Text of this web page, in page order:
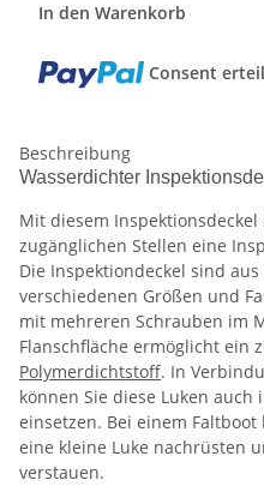
In den Warenkorb
Consent
Beschreibung
Wasserdichter
Mit diesem
zugänglichen Stellen eine
Die Inspektiondeckel sind
verschiedenen Größen und
mit mehreren Schrauben im
Flanschfläche ermöglicht ein
Polymerdichtstoff. In
können Sie diese Luken auch
einsetzen. Bei einem
eine kleine Luke nachrüsten
verstauen.